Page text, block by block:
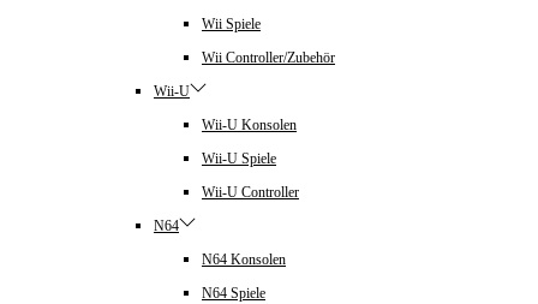
Wii Spiele
Wii Controller/Zubehör
Wii-U
Wii-U Konsolen
Wii-U Spiele
Wii-U Controller
N64
N64 Konsolen
N64 Spiele